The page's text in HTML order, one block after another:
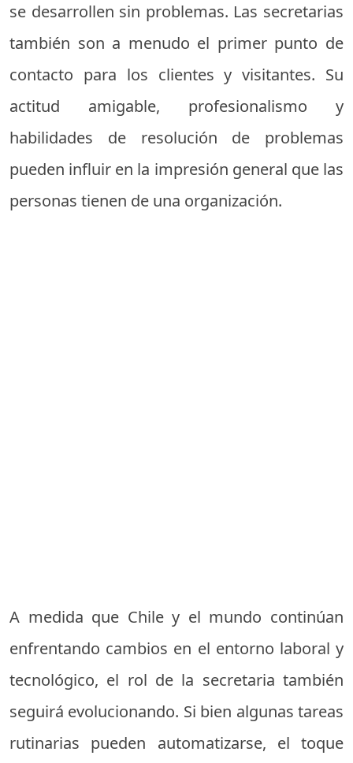
se desarrollen sin problemas. Las secretarias
también son a menudo el primer punto de
contacto para los clientes y visitantes. Su
actitud amigable, profesionalismo y
habilidades de resolución de problemas
pueden influir en la impresión general que las
personas tienen de una organización.
A medida que Chile y el mundo continúan
enfrentando cambios en el entorno laboral y
tecnológico, el rol de la secretaria también
seguirá evolucionando. Si bien algunas tareas
rutinarias pueden automatizarse, el toque